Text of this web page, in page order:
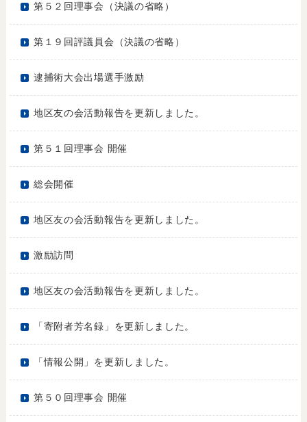
第５２回理事会（決議の省略）
第１９回評議員会（決議の省略）
逮捕術大会出場選手激励
地区友の会活動報告を更新しました。
第５１回理事会 開催
総会開催
地区友の会活動報告を更新しました。
激励訪問
地区友の会活動報告を更新しました。
「寄附者芳名録」を更新しました。
「情報公開」を更新しました。
第５０回理事会 開催